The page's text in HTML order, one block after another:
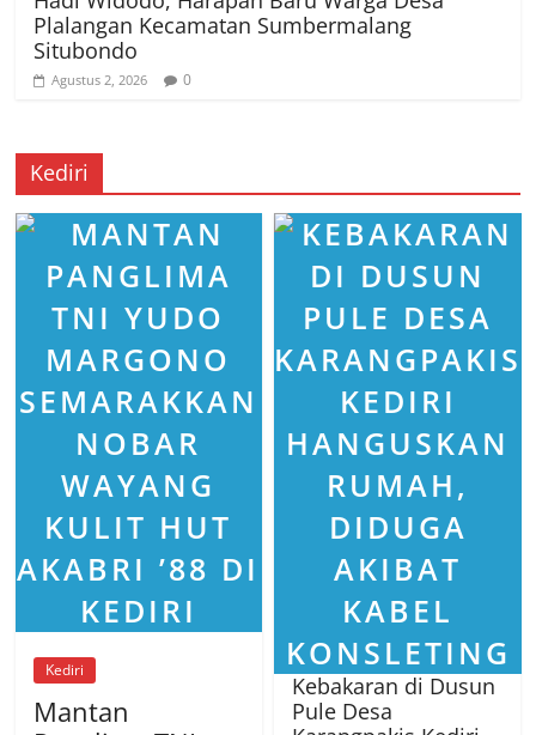
Plalangan Kecamatan Sumbermalang
Situbondo
Agustus 2, 2026 0
Kediri
Kediri
Mantan
Kebakaran di Dusun
Pule Desa